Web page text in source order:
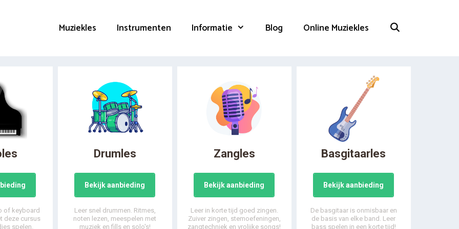
Muziekles Instrumenten Informatie Blog Online Muziekles
of keyboard
deze cursus
spelen.
Drumles
Bekijk aanbieding
Leer snel drummen. Ritmes,
noten lezen, meespelen met
muziek en fills en solo's!
Zangles
Bekijk aanbieding
Leer in korte tijd goed zingen.
Zuiver zingen, stemoefeningen,
zangtechniek en vrolijke songs!
Basgitaarles
Bekijk aanbieding
De basgitaar is onmisbaar en
de basis van elke band. Leer
bass spelen in een korte tijd!